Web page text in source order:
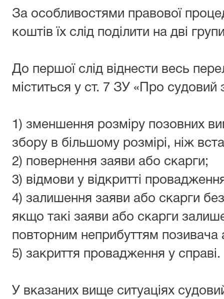
За особливостями правової
коштів їх слід поділити на дві
До першої слід віднести весь
міститься у ст. 7 ЗУ «Про судовий
1) зменшення розміру позовних
збору в більшому розмірі, ніж
2) повернення заяви або скарги;
3) відмови у відкритті
4) залишення заяви або скарги
якщо такі заяви або скарги
повторним неприбуттям позивача
5) закриття провадження у справі.
У вказаних вище ситуаціях